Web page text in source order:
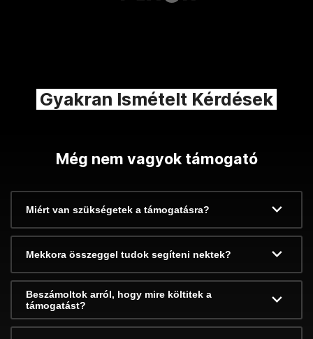
Gyakran Ismételt Kérdések
Még nem vagyok támogató
Miért van szükségetek a támogatásra?
Mekkora összeggel tudok segíteni nektek?
Beszámoltok arról, hogy mire költitek a
támogatást?